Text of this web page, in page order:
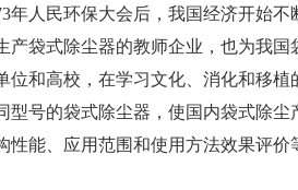
年人民环保大会后，我国经济开始
袋式除尘器的教师企业，也为我
位和高校，在学习文化、消化和移
号的袋式除尘器，使国内袋式除
性能、应用范围和使用方法效果评